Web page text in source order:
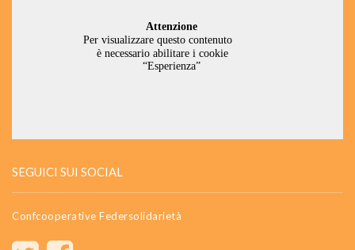
SEGUICI SUI SOCIAL
Confcooperative Federsolidarietà